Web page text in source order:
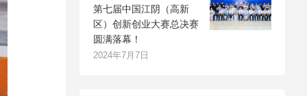
第七届中国江阴（高新
区）创新创业大赛总决赛
圆满落幕！
2024年7月7日